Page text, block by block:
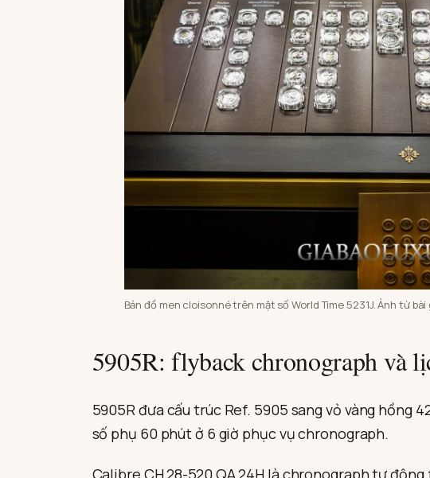
Bản đồ men cloisonné trên mặt số World Time 5231J. Ảnh từ bài
5905R: flyback chronograph và
5905R đưa cấu trúc Ref. 5905 sang vỏ vàng hồng
số phụ 60 phút ở 6 giờ phục vụ chronograph.
Calibre CH 28-520 QA 24H là chronograph tự